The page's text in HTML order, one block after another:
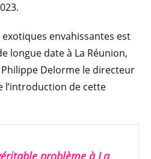
exotiques envahissantes est
longue date à La Réunion,
Philippe Delorme le directeur
l’introduction de cette